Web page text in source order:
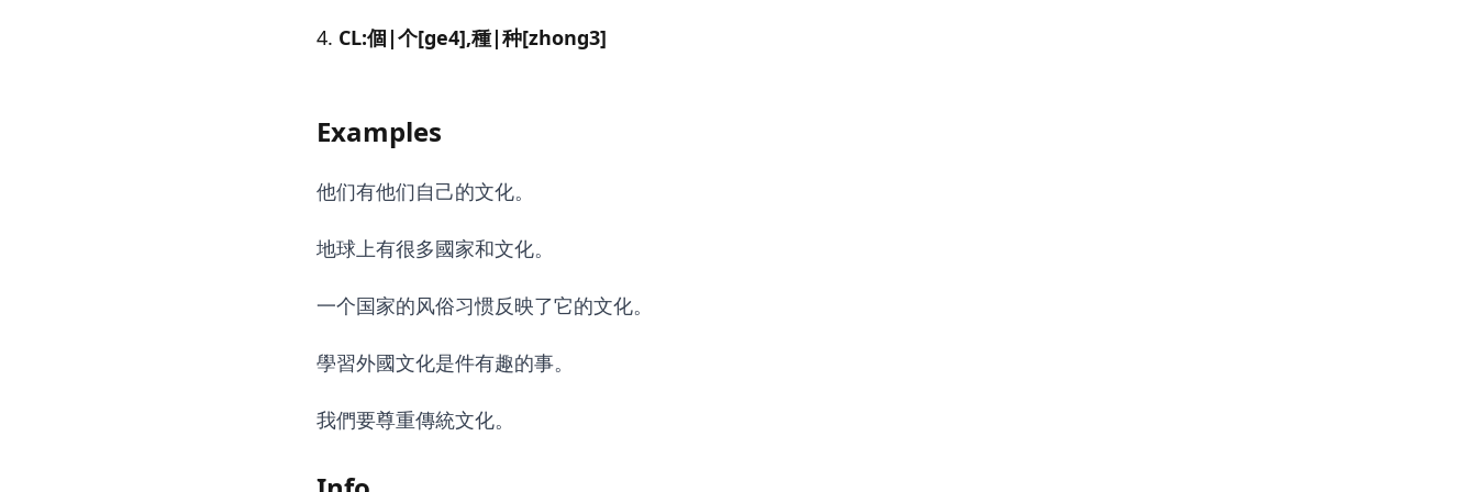
CL:個|个[ge4],種|种[zhong3]
Examples
他们有他们自己的文化。
地球上有很多國家和文化。
一个国家的风俗习惯反映了它的文化。
學習外國文化是件有趣的事。
我們要尊重傳統文化。